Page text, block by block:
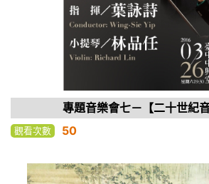
專題音樂會七－【二十世紀音
觀看次數 50